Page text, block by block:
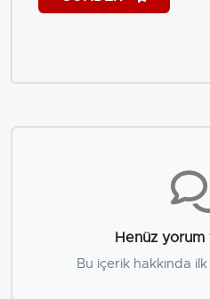
Henüz yorum
Bu içerik hakkında